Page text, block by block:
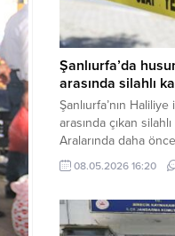
Şanlıurfa’da
arasında silahlı
Şanlıurfa’nın
arasında çıkan
Aralarında daha
olduğu öğrenilen
neticesinde 3 kişi
ilçesine bağlı kırsal
meydana geldi.
08.05.2026 16:20